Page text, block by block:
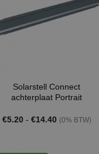
Solarstell Connect
achterplaat Portrait
€5.20 - €14.40Prijsklasse:
(0% BTW)